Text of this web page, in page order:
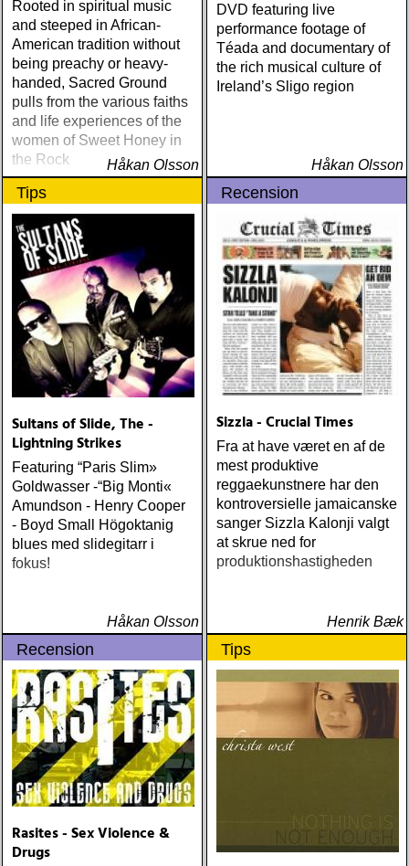
Rooted in spiritual music
and steeped in African-
American tradition without
being preachy or heavy-
handed, Sacred Ground
pulls from the various faiths
and life experiences of the
women of Sweet Honey in
the Rock
Håkan Olsson
DVD featuring live
performance footage of
Téada and documentary of
the rich musical culture of
Ireland’s Sligo region
Håkan Olsson
Tips
Sultans of Slide, The -
Lightning Strikes
Featuring “Paris Slim»
Goldwasser -“Big Monti«
Amundson - Henry Cooper
- Boyd Small Högoktanig
blues med slidegitarr i
fokus!
Håkan Olsson
Recension
Sizzla - Crucial Times
Fra at have været en af de
mest produktive
reggaekunstnere har den
kontroversielle jamaicanske
sanger Sizzla Kalonji valgt
at skrue ned for
produktionshastigheden
Henrik Bæk
Recension
Rasites - Sex Violence &
Drugs
Tips